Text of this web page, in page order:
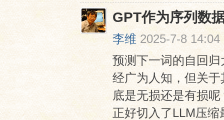
GPT作为序列数
李维 2025-7-8 14:04
预测下一词的自回
经广为人知，但关
底是无损还是有损
正好切入了LLM压